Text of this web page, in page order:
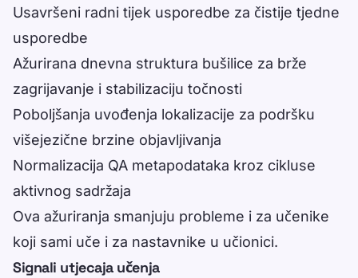
Usavršeni radni tijek usporedbe za čistije tjedne
usporedbe
Ažurirana dnevna struktura bušilice za brže
zagrijavanje i stabilizaciju točnosti
Poboljšanja uvođenja lokalizacije za podršku
višejezične brzine objavljivanja
Normalizacija QA metapodataka kroz cikluse
aktivnog sadržaja
Ova ažuriranja smanjuju probleme i za učenike
koji sami uče i za nastavnike u učionici.
Signali utjecaja učenja